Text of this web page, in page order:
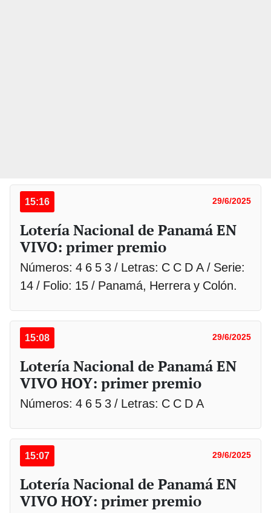
15:16 29/6/2025
Lotería Nacional de Panamá EN
VIVO: primer premio
Números: 4 6 5 3 / Letras: C C D A / Serie:
14 / Folio: 15 / Panamá, Herrera y Colón.
15:08 29/6/2025
Lotería Nacional de Panamá EN
VIVO HOY: primer premio
Números: 4 6 5 3 / Letras: C C D A
15:07 29/6/2025
Lotería Nacional de Panamá EN
VIVO HOY: primer premio